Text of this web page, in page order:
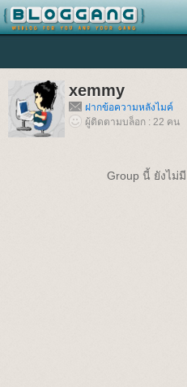
xemmy
ฝากข้อความหลังไมค์
ผู้ติดตามบล็อก : 22 คน
Group นี้ ยังไม่